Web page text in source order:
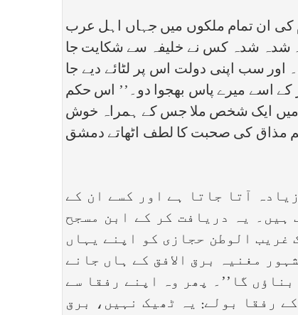
ان تمام ملکوں میں جہاں اہل عرب
شدہ شدہ کس نے خلیفہ سے شکایت جا
سب اپنی دولت اس پر لٹائے دیے جا
اسے میرے پاس بھجوا دو۔’’ اس حکم
میں ایک شخص ملا جس کے ہمراہ خوش
ہم مذاق کی صحبت کا لطف اٹھاتے دمشق
آتا جاتا ہے اور کسے ان کے
ہیں۔ یہ دریافت کر کے ابن مسجح
غریب الوطن حجازی کو اپنے یہاں
مغنیہ برق الافق کے ہاں جانے
گا’’۔ پھر وہ اپنے رفقا سے
رفقا بولے: یہ ٹھیک نہیں، برق